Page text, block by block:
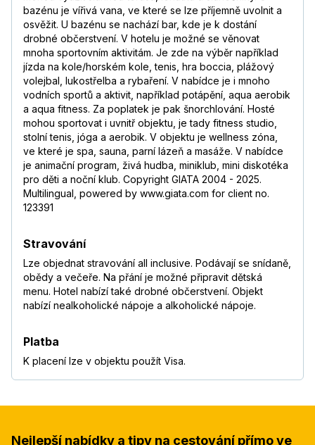
—
Petr pobyt s rodinou
únor 2019
— Číst více
8,5
Míra
leden 2019
—
8,9/10
Zdenko pobyt s partnerem/kou
listopad 2018
—
8,1/10
Helena, pobyt s partnerem/kou
Marcela ,pobyt s přáteli
říjen 2018
— Číst více
6,8/10
pobyt s partnerem/kou
—
—
7,6/10
bazénu je vířivá vana, ve které se lze příjemně uvolnit a
osvěžit. U bazénu se nachází bar, kde je k dostání
drobné občerstvení. V hotelu je možné se věnovat
mnoha sportovním aktivitám. Je zde na výběr například
jízda na kole/horském kole, tenis, hra boccia, plážový
volejbal, lukostřelba a rybaření. V nabídce je i mnoho
vodních sportů a aktivit, například potápění, aqua aerobik
a aqua fitness. Za poplatek je pak šnorchlování. Hosté
mohou sportovat i uvnitř objektu, je tady fitness studio,
stolní tenis, jóga a aerobik. V objektu je wellness zóna,
ve které je spa, sauna, parní lázeň a masáže. V nabídce
je animační program, živá hudba, miniklub, mini diskotéka
pro děti a noční klub. Copyright GIATA 2004 - 2025.
Multilingual, powered by www.giata.com for client no.
123391
Stravování
Lze objednat stravování all inclusive. Podávají se snídaně,
obědy a večeře. Na přání je možné připravit dětská
menu. Hotel nabízí také drobné občerstvení. Objekt
nabízí nealkoholické nápoje a alkoholické nápoje.
Platba
K placení lze v objektu použít Visa.
Nejlepší nabídky a tipy na cestování přímo ve